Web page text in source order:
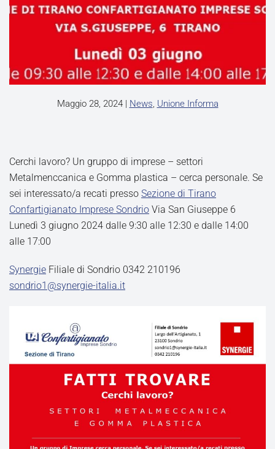
Maggio 28, 2024| News, Unione Informa
Cerchi lavoro? Un gruppo di imprese – settori
Metalmenccanica e Gomma plastica – cerca personale. Se
sei interessato/a recati presso Sezione di Tirano
Confartigianato Imprese Sondrio Via San Giuseppe 6
Lunedì 3 giugno 2024 dalle 9:30 alle 12:30 e dalle 14:00
alle 17:00
Synergie Filiale di Sondrio 0342 210196
sondrio1@synergie-italia.it